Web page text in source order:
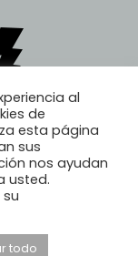
al
de
esta página
sus
nos ayudan
usted.
todo